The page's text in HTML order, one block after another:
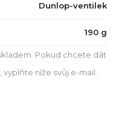
Dunlop-ventilek
190 g
Pokud chcete dát
níže svůj e-mail.